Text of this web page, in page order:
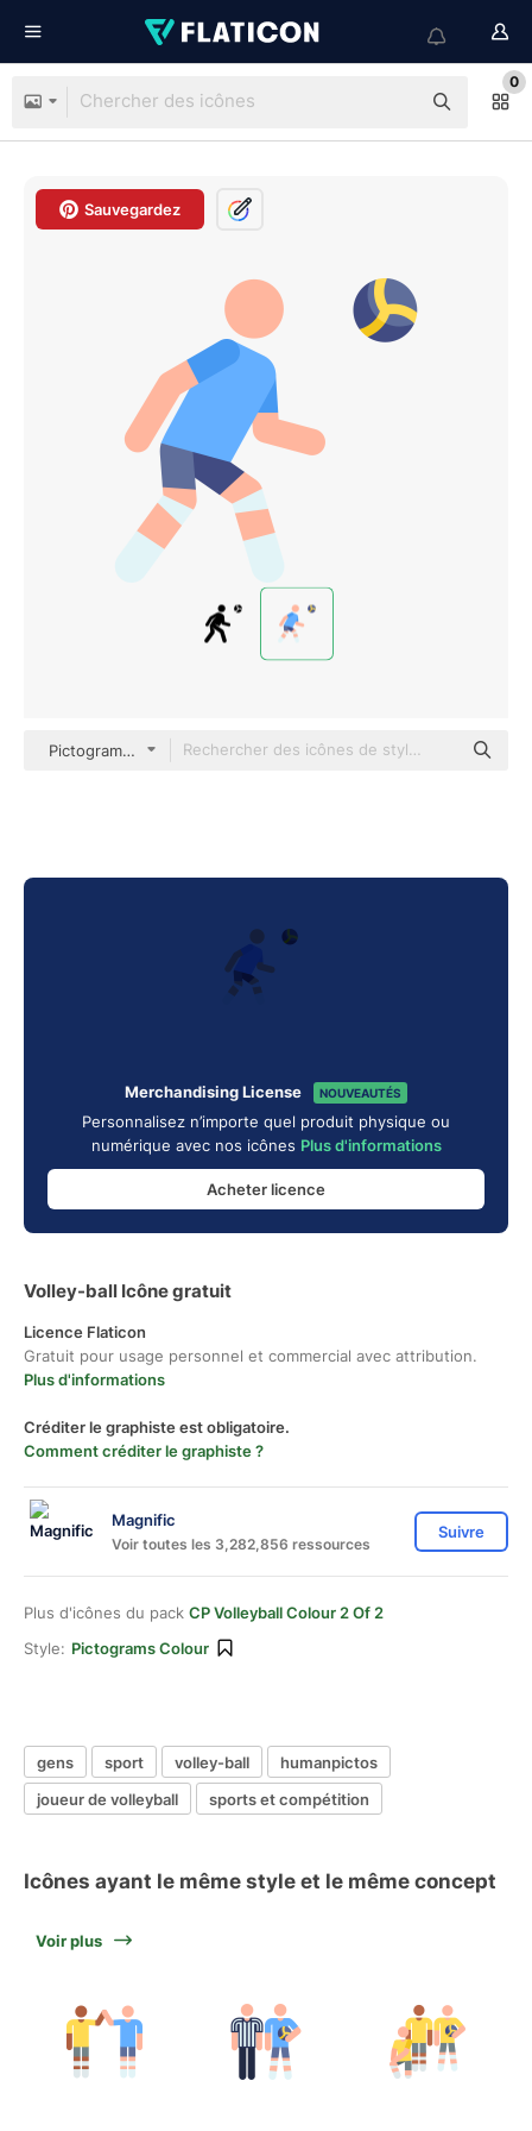
0
Sauvegardez
Pictograms Colour
Merchandising License NOUVEAUTÉS
Personnalisez n’importe quel produit physique ou
numérique avec nos icônes Plus d'informations
Acheter licence
Volley-ball Icône gratuit
Licence Flaticon
Gratuit pour usage personnel et commercial avec attribution.
Plus d'informations
Créditer le graphiste est obligatoire.
Comment créditer le graphiste ?
Magnific
Voir toutes les 3,282,856 ressources
Suivre
Plus d'icônes du pack CP Volleyball Colour 2 Of 2
Style: Pictograms Colour
gens sport volley-ball
humanpictos
joueur de volleyball
sports et compétition
Icônes ayant le même style et le même concept
Voir plus